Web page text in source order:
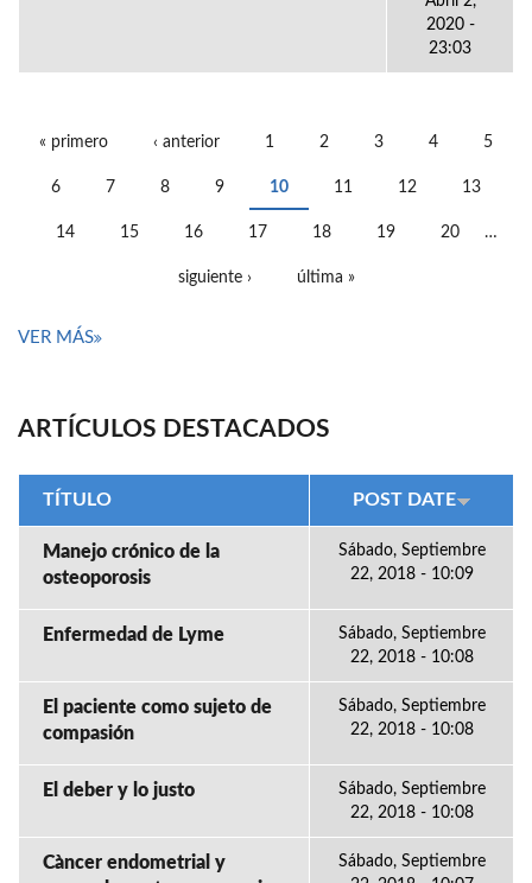
2020 -
23:03
« primero ‹ anterior 1 2 3 4 5
6 7 8 9 10 11 12 13
14 15 16 17 18 19 20 …
siguiente › última »
VER MÁS
ARTÍCULOS DESTACADOS
TÍTULO POST DATE
Manejo crónico de la
osteoporosis
Sábado, Septiembre
22, 2018 - 10:09
Enfermedad de Lyme
Sábado, Septiembre
22, 2018 - 10:08
El paciente como sujeto de
compasión
Sábado, Septiembre
22, 2018 - 10:08
El deber y lo justo
Sábado, Septiembre
22, 2018 - 10:08
Càncer endometrial y
Sábado, Septiembre